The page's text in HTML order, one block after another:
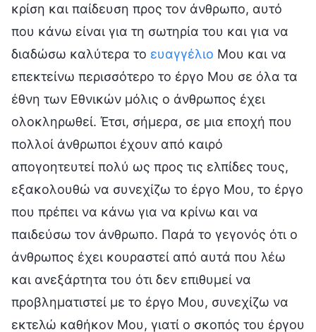
κρίση και παίδευση προς τον άνθρωπο, αυτό
που κάνω είναι για τη σωτηρία του και για να
διαδώσω καλύτερα το ευαγγέλιο Μου και να
επεκτείνω περισσότερο το έργο Μου σε όλα τα
έθνη των Εθνικών μόλις ο άνθρωπος έχει
ολοκληρωθεί. Έτσι, σήμερα, σε μια εποχή που
πολλοί άνθρωποι έχουν από καιρό
απογοητευτεί πολύ ως προς τις ελπίδες τους,
εξακολουθώ να συνεχίζω το έργο Μου, το έργο
που πρέπει να κάνω για να κρίνω και να
παιδεύσω τον άνθρωπο. Παρά το γεγονός ότι ο
άνθρωπος έχει κουραστεί από αυτά που λέω
και ανεξάρτητα του ότι δεν επιθυμεί να
προβληματιστεί με το έργο Μου, συνεχίζω να
εκτελώ καθήκον Μου, γιατί ο σκοπός του έργου